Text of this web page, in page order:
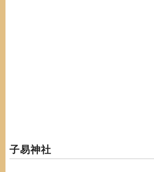
子易神社